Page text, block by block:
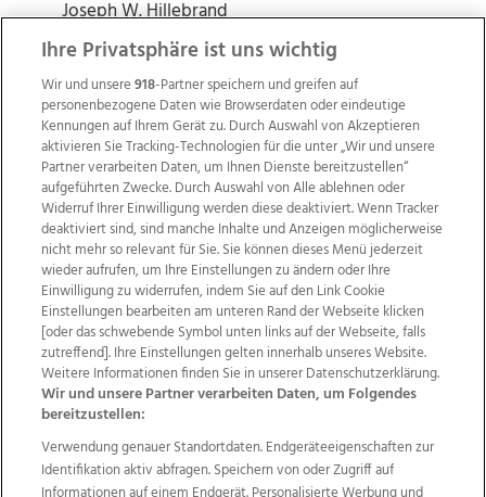
Joseph W. Hillebrand
Wir über uns Mediadaten Kontakt
Jobs
Datenschutz
Impressum
AGB Anzeigekunden
AGB Website
Ehrenkodex Politische Werbung
Weitere Angebote des Medienhauses Wimmer
Ihre Privatsphäre ist uns wichtig
Wir und unsere918-Partner speichern und greifen auf
personenbezogene Daten wie Browserdaten oder eindeutige
Kennungen auf Ihrem Gerät zu. Durch Auswahl von Akzeptieren
aktivieren Sie Tracking-Technologien für die unter „Wir und unsere
Partner verarbeiten Daten, um Ihnen Dienste bereitzustellen“
aufgeführten Zwecke. Durch Auswahl von Alle ablehnen oder
Widerruf Ihrer Einwilligung werden diese deaktiviert. Wenn Tracker
deaktiviert sind, sind manche Inhalte und Anzeigen möglicherweise
nicht mehr so relevant für Sie. Sie können dieses Menü jederzeit
wieder aufrufen, um Ihre Einstellungen zu ändern oder Ihre
Einwilligung zu widerrufen, indem Sie auf den Link Cookie
Einstellungen bearbeiten am unteren Rand der Webseite klicken
[oder das schwebende Symbol unten links auf der Webseite, falls
zutreffend]. Ihre Einstellungen gelten innerhalb unseres Website.
Weitere Informationen finden Sie in unserer Datenschutzerklärung.
Wir und unsere Partner verarbeiten Daten, um Folgendes
bereitzustellen:
Verwendung genauer Standortdaten. Endgeräteeigenschaften zur
Identifikation aktiv abfragen. Speichern von oder Zugriff auf